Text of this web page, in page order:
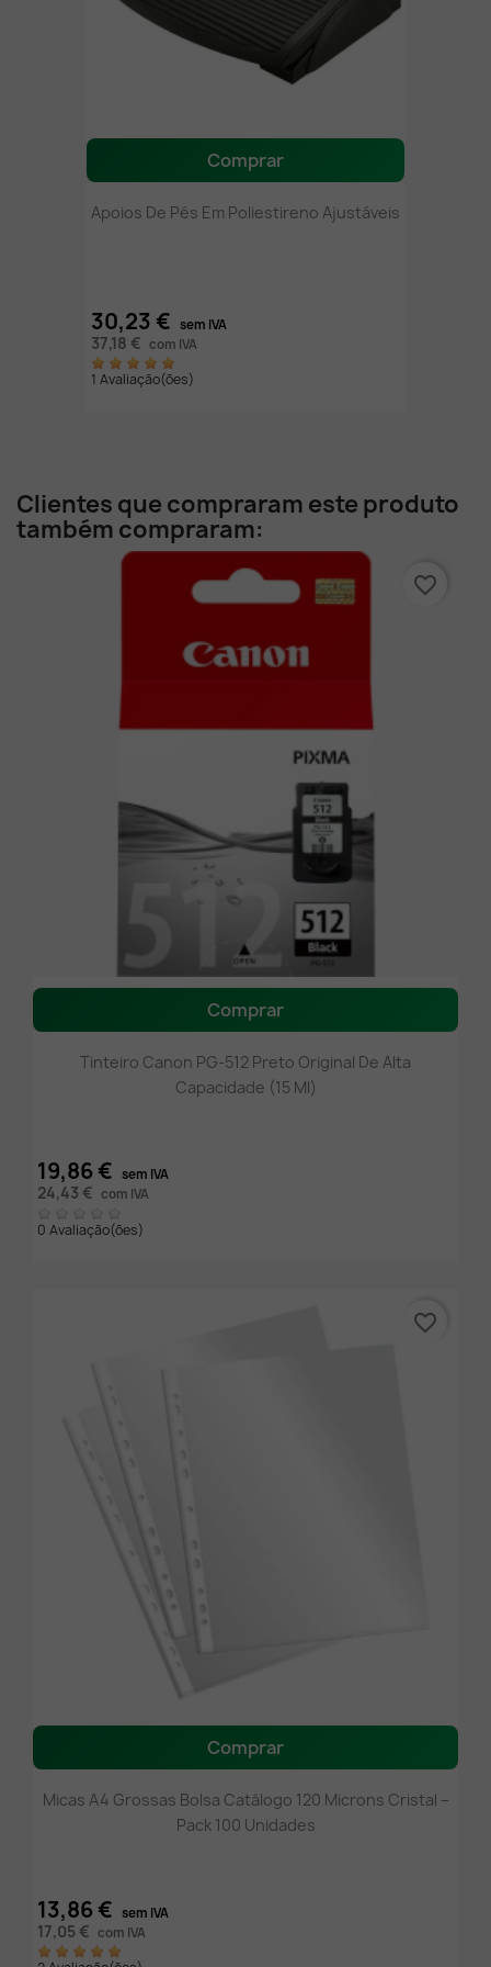
Comprar
Apoios De Pés Em Poliestireno Ajustáveis
30,23 € sem IVA
37,18 € com IVA
1 Avaliação(ões)
Clientes que compraram este produto
também compraram:
Comprar
Tinteiro Canon PG-512 Preto Original De Alta
Capacidade (15 Ml)
19,86 € sem IVA
24,43 € com IVA
0 Avaliação(ões)
favorite_border
Comprar
Micas A4 Grossas Bolsa Catálogo 120 Microns Cristal –
Pack 100 Unidades
13,86 € sem IVA
17,05 € com IVA
favorite_border